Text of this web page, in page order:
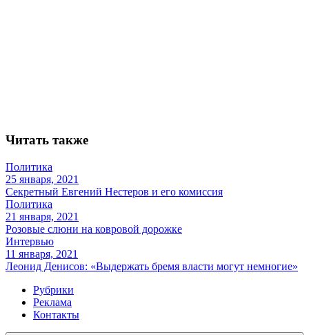
Читать также
Политика
25 января, 2021
Секретный Евгений Нестеров и его комиссия
Политика
21 января, 2021
Розовые слюни на ковровой дорожке
Интервью
11 января, 2021
Леонид Денисов: «Выдержать бремя власти могут немногие»
Рубрики
Реклама
Контакты